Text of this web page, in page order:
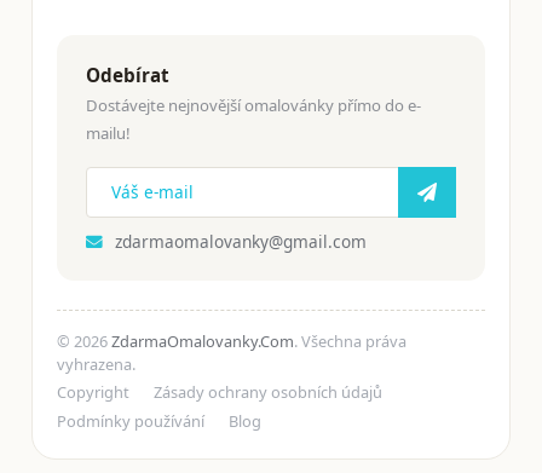
Odebírat
Dostávejte nejnovější omalovánky přímo do e-
mailu!
zdarmaomalovanky@gmail.com
© 2026ZdarmaOmalovanky.Com. Všechna práva
vyhrazena.
Copyright
Zásady ochrany osobních údajů
Podmínky používání
Blog